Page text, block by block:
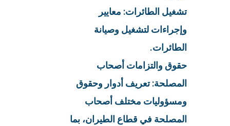
تشغيل الطائرات: معايير
وإجراءات لتشغيل وصيانة
الطائرات.
حقوق والتزامات أصحاب
المصلحة: تعريف أدوار وحقوق
ومسؤوليات مختلف أصحاب
المصلحة في قطاع الطيران، بما